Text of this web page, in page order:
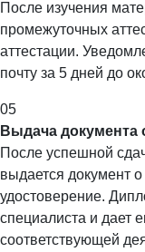
После изучения
промежуточных
аттестации.
почту за 5 дней до
05
Выдача документа
После успешной
выдается документ
удостоверение.
специалиста и дает
соответствующей